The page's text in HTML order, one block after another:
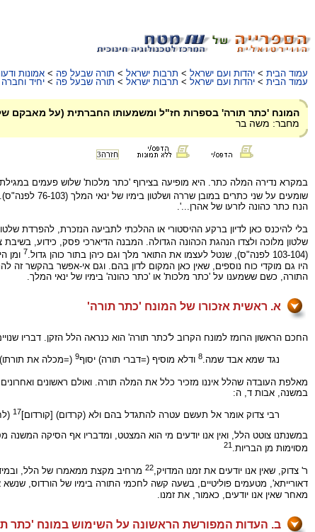
עמוד הבית > יהדות ועם ישראל > תרבות ישראל > תורה שבעל פה > אמונות
עמוד הבית > יהדות ועם ישראל > תרבות ישראל > תורה שבעל פה > יחיד וחברה
המונח 'כתר תורה' בספרות חז"ל ומשמעותו החברתית (על מאבקם
מחבר: משה בר
חזרה3
במקרא נדירה המלה כתר. היא מופיעה בצירוף 'כתר מלכות' שלוש פעמים
שומעים על שני כתרים במובן שררה ושלטון בימיו של ינאי המלך (76-103 לפנה"ס). ב
הנח כתר כהונה לזרעו של אהרן...'.
בלי להיכנס כאן לדיון ברקע ההיסטורי או ההלכתי לתביעה הנזכרת, להפרדת
שלטון מלוכה ולצדו הנהגת הכהונה הגדולה. המבנה הדיארכי פסק, כידוע,
(103-104 לפנה"ס), שנטל לעצמו את התואר מלך וגם כיהן בתור כוהן גדול.
7 ומן
היו גם מוקדי כוח נוספים, שאין כאן המקום לדון בהם. וגם אי-אפשר בהקשר
התורה, כשם ששמענו על 'כתר מלכות' או 'כתר כהונה' בימיו של ינאי המלך.
א. ראשית אזכורו של המונח 'כתר תורה'
החכם הראשון הרומז למונח הקרוב ל'כתר תורה' הוא כנראה הלל הזקן. דבריו
נגד שמא אבד שמה.8 ודלא מוסיף (=דברי תורה) יסוף9 (=מכלה את
מאלפת העובדה שהלל איננו מזכיר כלל את המלה תורה. ואולם ראשונים ואחרונים
במשנה, אבות ד, ה:
רבי צדוק אומר אל תעשם עטרה להתגדל בהם ולא (קרדום) [קורדום] 17
במשנתנו צוטט הלל, ואין אנו יודעים מי הוא המצטט, ומדבריו אף הסיקה
מסוימות מן הבריות. 21
ר' צדוק, שאין אנו יודעים את זמנו המדויק,22 מרחיב מקצת ממאמרו של הלל,
דאורייתא', מטעמים פוליטיים, בשעה קשה לחכמי התורה בימיו של הורדוס,
מאחר שאין אנו יודעים, כאמור, את זמנו.
ב. העדות המפורשת הראשונה על השימוש במונח 'כתר